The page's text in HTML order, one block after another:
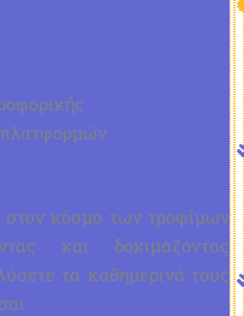
πλατφορμών
στον κόσμο των τροφίμων
και δοκιμάζοντας
τα καθημερινά τους